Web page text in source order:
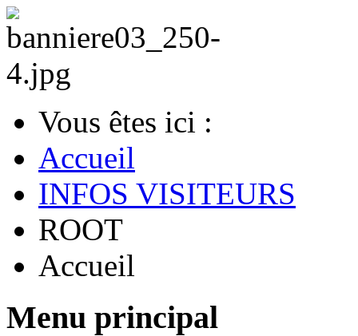
Vous êtes ici :
Accueil
INFOS VISITEURS
ROOT
Accueil
Menu principal